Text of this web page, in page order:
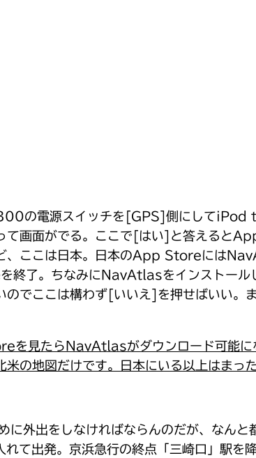
の電源スイッチを[GPS]側にしてiPod
て画面がでる。ここで[はい]と答えると
、ここは日本。日本のApp Storeには
終了。ちなみにNavAtlasをインストール
のでここは構わず[いいえ]を押せばいい。
見たらNavAtlasがダウンロード可能に
米の地図だけです。日本にいる以上はまっ
外出をしなければならんのだが、なん
て出発。京浜急行の終点「三崎口」駅を